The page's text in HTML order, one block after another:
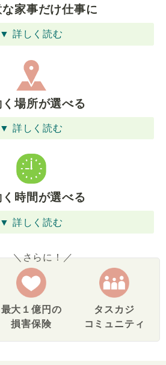
家事だけ仕事に
▼ 詳しく読む
場所が選べる
▼ 詳しく読む
時間が選べる
▼ 詳しく読む
＼さらに！／
最大１億円の
損害保険
タスカジ
コミュニティ